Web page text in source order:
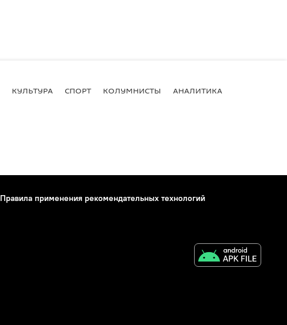
КУЛЬТУРА СПОРТ КОЛУМНИСТЫ АНАЛИТИКА
Правила применения рекомендательных технологий